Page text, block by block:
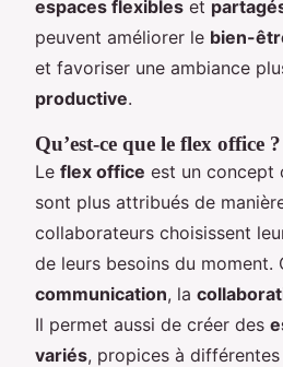
espaces flexibles et
peuvent améliorer le bien-
et favoriser une ambiance
productive.
Qu’est-ce que le flex office ?
Le flex office est un concept
sont plus attribués de
collaborateurs choisissent
de leurs besoins du moment.
communication, la
Il permet aussi de créer des
variés, propices à